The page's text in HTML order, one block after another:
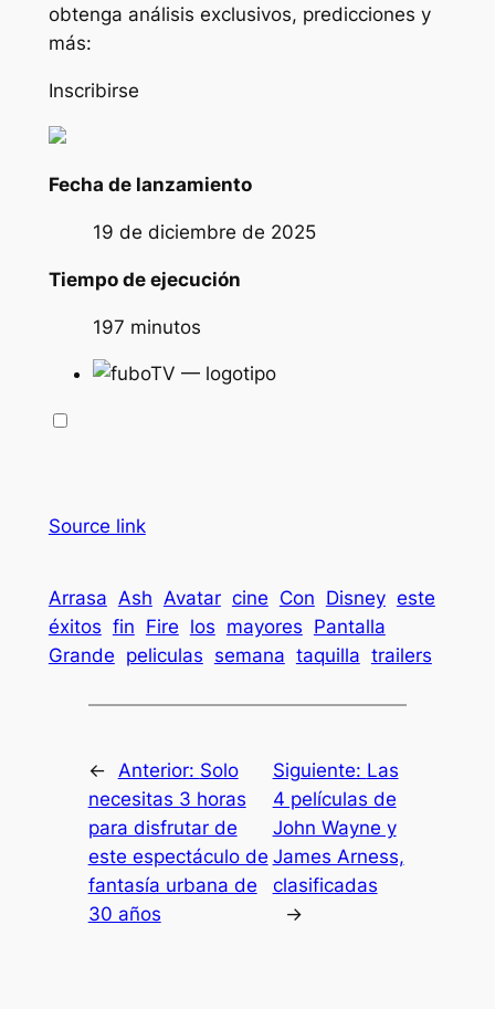
obtenga análisis exclusivos, predicciones y
más:
Inscribirse
Fecha de lanzamiento
19 de diciembre de 2025
Tiempo de ejecución
197 minutos
Source link
Arrasa Ash Avatar cine Con Disney este
éxitos fin Fire los mayores Pantalla
Grande peliculas semana taquilla trailers
← Anterior: Solo
necesitas 3 horas
para disfrutar de
este espectáculo de
fantasía urbana de
30 años
Siguiente: Las
4 películas de
John Wayne y
James Arness,
clasificadas
→